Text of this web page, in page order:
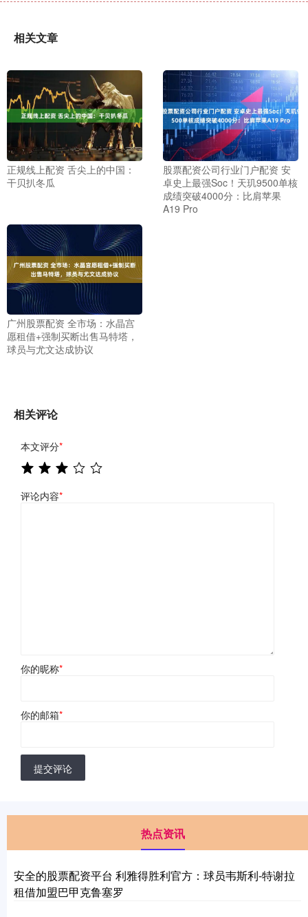
相关文章
正规线上配资 舌尖上的中国：
干贝扒冬瓜
股票配资公司行业门户配资 安
卓史上最强Soc！天玑9500单核
成绩突破4000分：比肩苹果
A19 Pro
广州股票配资 全市场：水晶宫
愿租借+强制买断出售马特塔，
球员与尤文达成协议
相关评论
本文评分*
评论内容*
你的昵称*
你的邮箱*
提交评论
热点资讯
安全的股票配资平台 利雅得胜利官方：球员韦斯利-特谢拉
租借加盟巴甲克鲁塞罗